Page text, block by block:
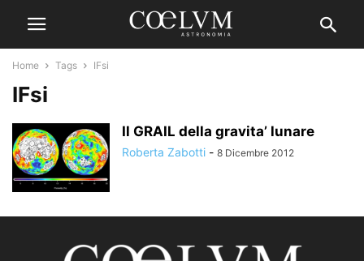
Home Tags IFsi
IFsi
Il GRAIL della gravita’ lunare
Roberta Zabotti - 8 Dicembre 2012